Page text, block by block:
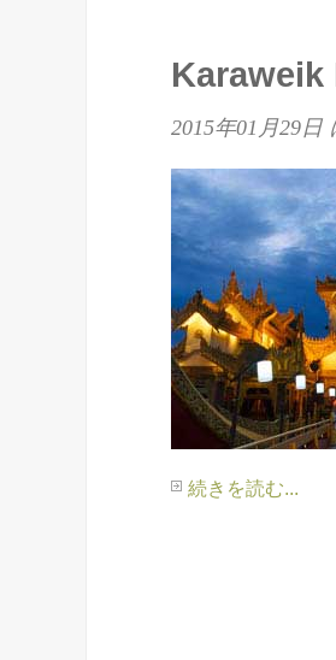
Karaweik
2015年01月29日
続きを読む...